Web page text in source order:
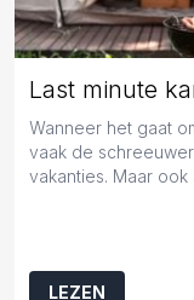
Wanneer het gaat
vaak de
vakanties. Maar ook
LEZEN